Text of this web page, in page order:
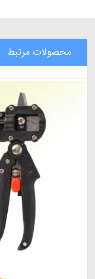
محصولات مرتبط